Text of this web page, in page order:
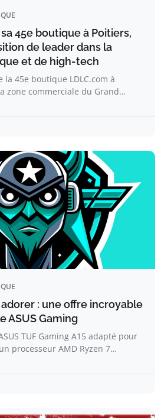
45e boutique à Poitiers,
de leader dans la
et de high-tech
la 45e boutique LDLC.com à
zone commerciale du Grand…
: une offre incroyable
ASUS Gaming
TUF Gaming A15 adapté pour
processeur AMD Ryzen 7…